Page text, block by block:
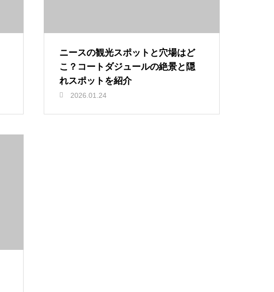
ニースの観光スポットと穴場はど
こ？コートダジュールの絶景と隠
れスポットを紹介
2026.01.24